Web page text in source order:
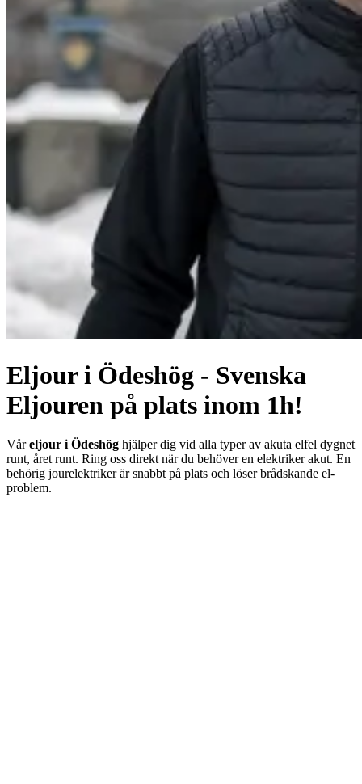
Eljour i Ödeshög - Svenska
Eljouren på plats inom 1h!
Våreljour i Ödeshög hjälper dig vid alla typer av akuta elfel dygnet
runt, året runt. Ring oss direkt när du behöver en elektriker akut. En
behörig jourelektriker är snabbt på plats och löser brådskande el-
problem.